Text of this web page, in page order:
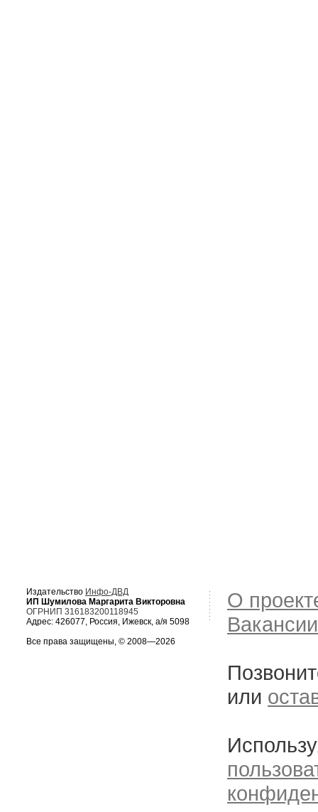
Издательство Инфо-ДВД
ИП Шумилова Маргарита Викторовна
ОГРНИП 316183200118945
Адрес: 426077, Россия, Ижевск, а/я 5098
Все права защищены, © 2008—2026
О
Вакансии
или